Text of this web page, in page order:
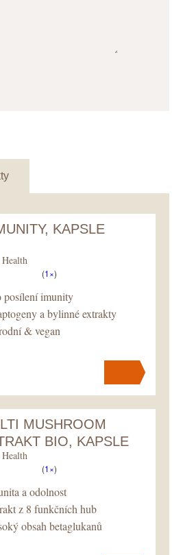
KAPSLE
(1×)
posílení imunity
a bylinné extrakty
& vegan
ks .
MUSHROOM
BIO, KAPSLE
(1×)
a odolnost
z 8 funkčních hub
obsah betaglukanů